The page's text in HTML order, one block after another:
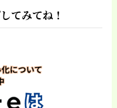
てみてね！